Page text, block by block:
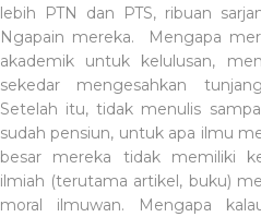
lebih PTN dan PTS, ribuan
Ngapain mereka. Mengapa
akademik untuk kelulusan,
sekedar mengesahkan
Setelah itu, tidak menulis
sudah pensiun, untuk apa ilmu
besar mereka tidak memiliki
ilmiah (terutama artikel, buku)
moral ilmuwan. Mengapa